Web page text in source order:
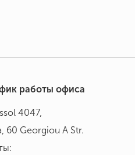
работы офиса
4047,
60 Georgiou A Str.